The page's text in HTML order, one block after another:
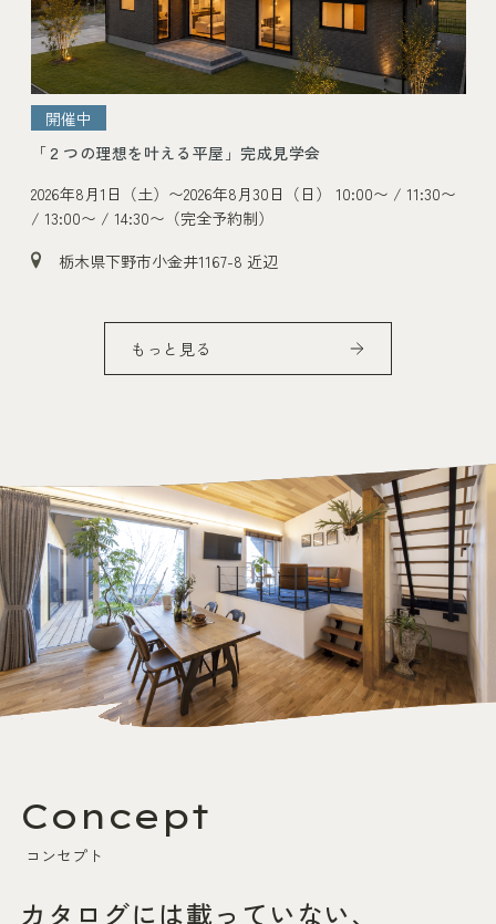
開催予定
「家事ラク動線で家族時間が増える家」完成見学会
2026年8月29日（土）〜2026年9月23日（水） 10:00〜 / 11:30〜
/ 13:00〜 / 14:30〜（完全予約制）
茨城県古河市小堤1142付近
もっと見る
Concept
コンセプト
カタログには載っていない、